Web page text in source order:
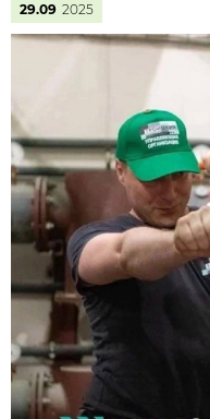
29.09 2025